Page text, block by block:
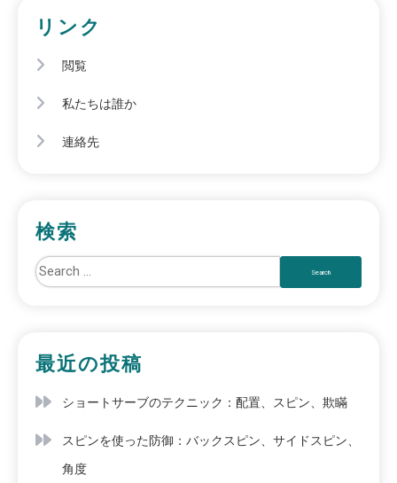
リンク
閲覧
私たちは誰か
連絡先
検索
最近の投稿
ショートサーブのテクニック：配置、スピン、欺瞞
スピンを使った防御：バックスピン、サイドスピン、
角度